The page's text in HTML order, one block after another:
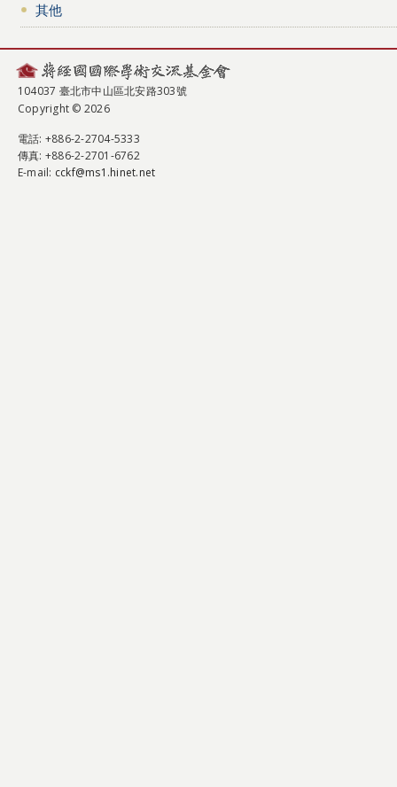
其他
104037 臺北市中山區北安路303號
Copyright © 2026
電話: +886-2-2704-5333
傳真: +886-2-2701-6762
E-mail: cckf@ms1.hinet.net